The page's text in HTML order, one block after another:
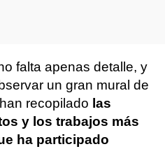
falta apenas detalle, y
un gran mural de
recopilado las
y los trabajos más
ha participado